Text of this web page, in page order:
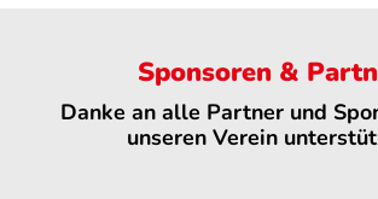
Sponsoren &
Danke an alle Partner und
unseren Verein